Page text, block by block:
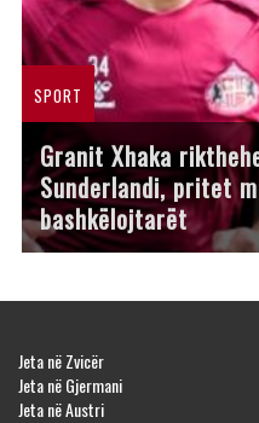
SPORT
Granit Xhaka
Sunderlandi, pritet
bashkëlojtarët
Jeta në Zvicër
Jeta në Gjermani
Jeta në Austri